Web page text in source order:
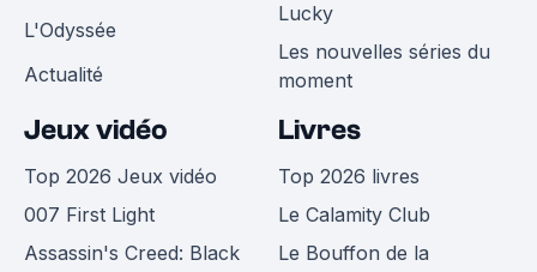
L'Odyssée
Actualité
Lucky
Les nouvelles séries du
moment
Jeux vidéo
Top 2026 Jeux vidéo
007 First Light
Assassin's Creed: Black
Livres
Top 2026 livres
Le Calamity Club
Le Bouffon de la